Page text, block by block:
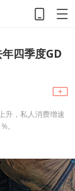
四季度GD
升，私人消费增速
。